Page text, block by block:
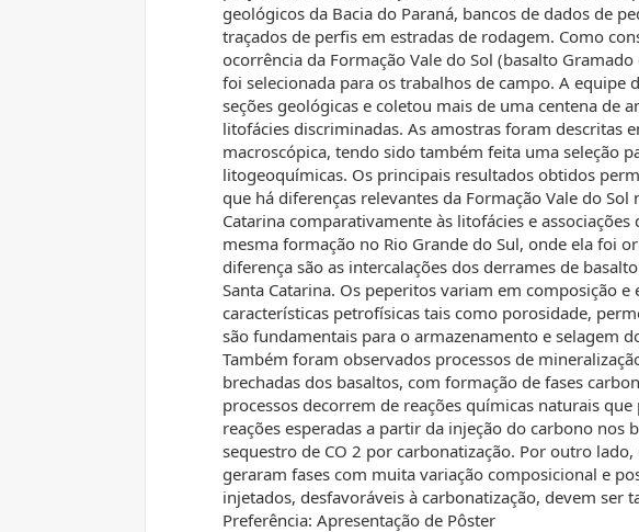
geológicos da Bacia do Paraná, bancos de dados de
traçados de perfis em estradas de rodagem. Como
ocorrência da Formação Vale do Sol (basalto
foi selecionada para os trabalhos de campo. A equipe
seções geológicas e coletou mais de uma centena de
litofácies discriminadas. As amostras foram descritas
macroscópica, tendo sido também feita uma seleção
litogeoquímicas. Os principais resultados obtidos
que há diferenças relevantes da Formação Vale do Sol
Catarina comparativamente às litofácies e
mesma formação no Rio Grande do Sul, onde ela foi
diferença são as intercalações dos derrames de
Santa Catarina. Os peperitos variam em composição
características petrofísicas tais como porosidade,
são fundamentais para o armazenamento e selagem
Também foram observados processos de
brechadas dos basaltos, com formação de fases
processos decorrem de reações químicas naturais
reações esperadas a partir da injeção do carbono nos
sequestro de CO 2 por carbonatização. Por outro
geraram fases com muita variação composicional e
injetados, desfavoráveis à carbonatização, devem ser
Preferência: Apresentação de Pôster